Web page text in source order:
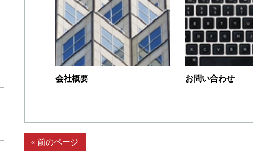
会社概要 お問い合わせ
« 前のページ